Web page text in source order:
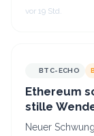
vor 19 Std.
BTC-ECHO
Ethereum
stille
Neuer